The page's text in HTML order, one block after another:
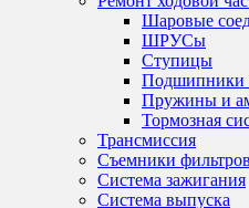
Шаровые
ШРУСы
Ступицы
Подшипники
Пружины и
Тормозная
Трансмиссия
Съемники
Система зажигания
Система выпуска